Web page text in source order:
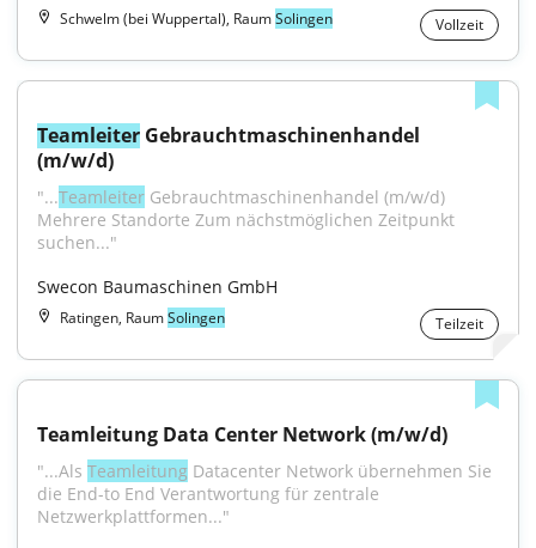
Schwelm (bei Wuppertal), RaumSolingen Vollzeit
Teamleiter Gebrauchtmaschinenhandel
(m/w/d)
"...Teamleiter Gebrauchtmaschinenhandel (m/w/d)
Mehrere Standorte Zum nächstmöglichen Zeitpunkt
suchen..."
Swecon Baumaschinen GmbH
Ratingen, RaumSolingen Teilzeit
Teamleitung Data Center Network (m/w/d)
"...Als Teamleitung Datacenter Network übernehmen Sie
die End-to End Verantwortung für zentrale
Netzwerkplattformen..."